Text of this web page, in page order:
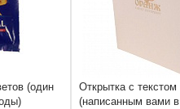
(один
Открытка с текстом
(написанным вами в